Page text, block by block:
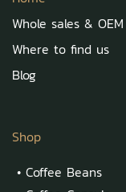
Whole sales & OEM
Where to find us
Blog
Shop
• Coffee Beans